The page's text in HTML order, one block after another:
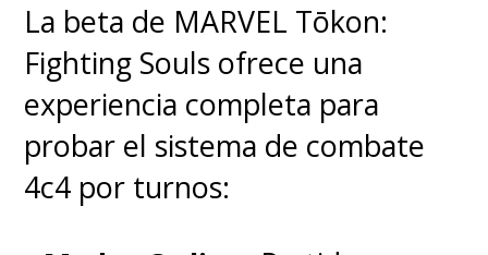
La beta de MARVEL Tōkon:
Fighting Souls ofrece una
experiencia completa para
probar el sistema de combate
4c4 por turnos: